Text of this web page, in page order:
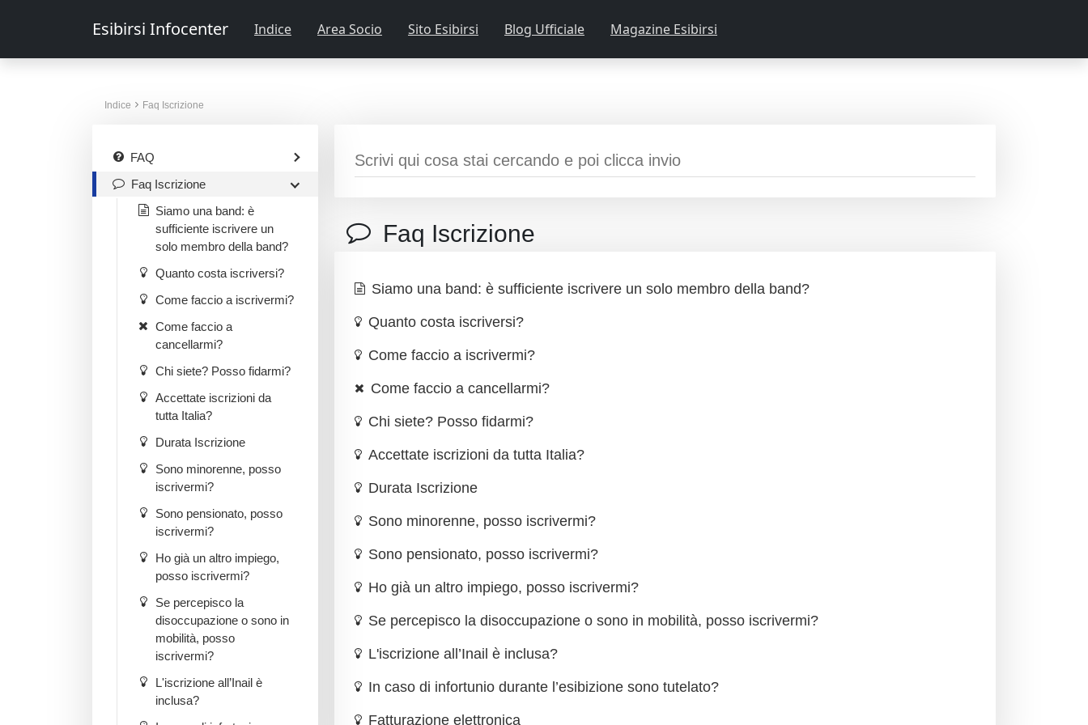
Esibirsi Infocenter Indice Area Socio Sito Esibirsi Blog Ufficiale Magazine Esibirsi
Indice Faq Iscrizione
Faq Iscrizione
Siamo una band: è sufficiente iscrivere un solo membro della band?
Quanto costa iscriversi?
Come faccio a iscrivermi?
Come faccio a cancellarmi?
Chi siete? Posso fidarmi?
Accettate iscrizioni da tutta Italia?
Durata Iscrizione
Sono minorenne, posso iscrivermi?
Sono pensionato, posso iscrivermi?
Ho già un altro impiego, posso iscrivermi?
Se percepisco la disoccupazione o sono in mobilità, posso iscrivermi?
L'iscrizione all’Inail è inclusa?
In caso di infortunio durante l’esibizione sono tutelato?
Fatturazione elettronica
FAQ
Faq Iscrizione
Siamo una band: è
sufficiente iscrivere un
solo membro della band?
Quanto costa iscriversi?
Come faccio a iscrivermi?
Come faccio a
cancellarmi?
Chi siete? Posso fidarmi?
Accettate iscrizioni da
tutta Italia?
Durata Iscrizione
Sono minorenne, posso
iscrivermi?
Sono pensionato, posso
iscrivermi?
Ho già un altro impiego,
posso iscrivermi?
Se percepisco la
disoccupazione o sono in
mobilità, posso
iscrivermi?
L'iscrizione all’Inail è
inclusa?